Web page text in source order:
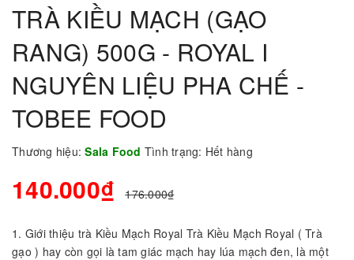
TRÀ KIỀU MẠCH (GẠO
RANG) 500G - ROYAL I
NGUYÊN LIỆU PHA CHẾ -
TOBEE FOOD
Thương hiệu: Sala Food Tình trạng: Hết hàng
140.000₫ 176.000₫
1. Giới thiệu trà Kiều Mạch Royal Trà Kiều Mạch Royal ( Trà
gạo ) hay còn gọi là tam giác mạch hay lúa mạch đen, là một